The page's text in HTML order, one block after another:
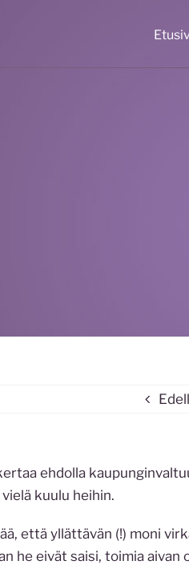
ehdolla
kuulu heihin.
että yllättävän (!) moni
he eivät saisi, toimia aivan